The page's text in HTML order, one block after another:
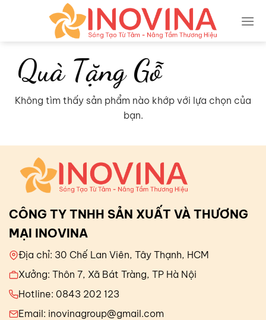
Quà Tặng Gỗ
Không tìm thấy sản phẩm nào khớp với lựa chọn của
bạn.
CÔNG TY TNHH SẢN XUẤT VÀ THƯƠNG
MẠI INOVINA
Địa chỉ: 30 Chế Lan Viên, Tây Thạnh, HCM
Xưởng: Thôn 7, Xã Bát Tràng, TP Hà Nội
Hotline: 0843 202 123
Email: inovinagroup@gmail.com